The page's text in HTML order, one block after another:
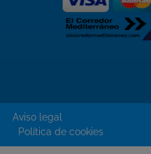
Aviso legal
Política de cookies